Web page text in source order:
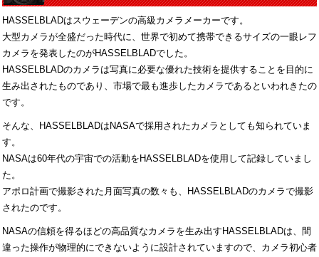
HASSELBLADはスウェーデンの高級カメラメーカーです。
大型カメラが全盛だった時代に、世界で初めて携帯できるサイズの一眼レフ
カメラを発表したのがHASSELBLADでした。
HASSELBLADのカメラは写真に必要な優れた技術を提供することを目的に
生み出されたものであり、市場で最も進歩したカメラであるといわれきたの
です。
そんな、HASSELBLADはNASAで採用されたカメラとしても知られていま
す。
NASAは60年代の宇宙での活動をHASSELBLADを使用して記録していまし
た。
アポロ計画で撮影された月面写真の数々も、HASSELBLADのカメラで撮影
されたのです。
NASAの信頼を得るほどの高品質なカメラを生み出すHASSELBLADは、間
違った操作が物理的にできないように設計されていますので、カメラ初心者